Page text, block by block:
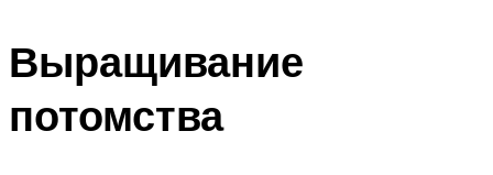
Выращивание
потомства